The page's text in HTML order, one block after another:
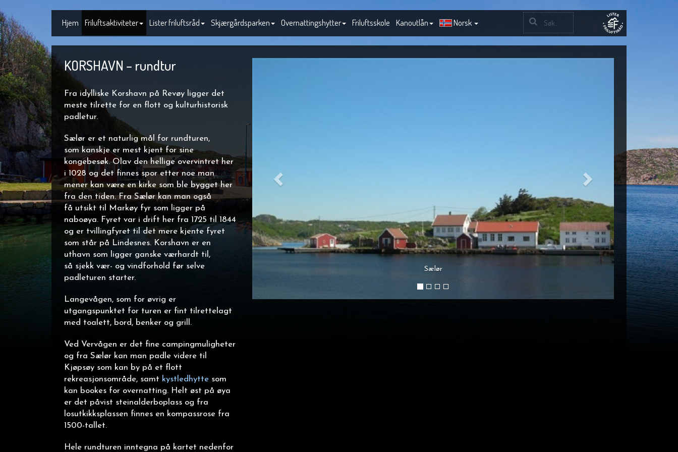
Hjem Friluftsaktiviteter Lister friluftsråd Skjærgårdsparken Overnattingshytter Friluftsskole Kanoutlån Norsk
KORSHAVN – rundtur
Fra idylliske Korshavn på Revøy ligger det
meste tilrette for en flott og kulturhistorisk
padletur.
Sælør er et naturlig mål for rundturen,
som kanskje er mest kjent for sine
kongebesøk. Olav den hellige overvintret her
i 1028 og det finnes spor etter noe man
mener kan være en kirke som ble bygget her
fra den tiden. Fra Sælør kan man også
få utsikt til Markøy fyr som ligger på
naboøya. Fyret var i drift her fra 1725 til 1844
og er tvillingfyret til det mere kjente fyret
som står på Lindesnes. Korshavn er en
uthavn som ligger ganske værhardt til,
så sjekk vær- og vindforhold før selve
padleturen starter.
Langevågen, som for øvrig er
utgangspunktet for turen er fint tilrettelagt
med toalett, bord, benker og grill.
Ved Vervågen er det fine campingmuligheter
og fra Sælør kan man padle videre til
Kjøpsøy som kan by på et flott
rekreasjonsområde, samt kystledhytte som
kan bookes for overnatting. Helt øst på øya
er det påvist steinalderboplass og fra
losutkikksplassen finnes en kompassrose fra
1500-tallet.
Hele rundturen inntegna på kartet nedenfor
Sælør